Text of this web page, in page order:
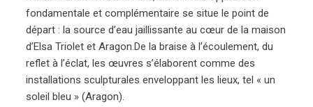
fondamentale et complémentaire se situe le point de
départ : la source d’eau jaillissante au cœur de la maison
d’Elsa Triolet et Aragon.De la braise à l’écoulement, du
reflet à l’éclat, les œuvres s’élaborent comme des
installations sculpturales enveloppant les lieux, tel « un
soleil bleu » (Aragon).